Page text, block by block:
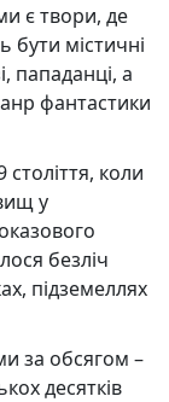
є твори, де
бути містичні
пападанці, а
фантастики
століття, коли
у
безліч
підземеллях
за обсягом –
десятків